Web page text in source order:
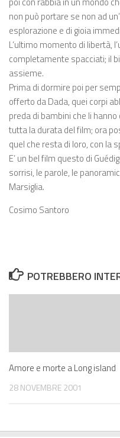
non può portare se non ad
esplorazione e di gioia
L’ultimo momento di libertà,
completamente spacciati; il
assieme.
Prima di dormire poi per
offerto da Dada, quei corpi
preda di bambini che li
tutta la durata del film; ora
quel che resta di loro, con la
E’ un bel film questo di
sorrisi, le parole, le
Marsiglia.
Cosimo Santoro
POTREBBERO
Amore e morte a Long island
28 NOVEMBRE 2001